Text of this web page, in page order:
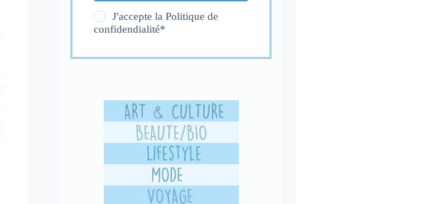
J'accepte la Politique de
confidendialité*